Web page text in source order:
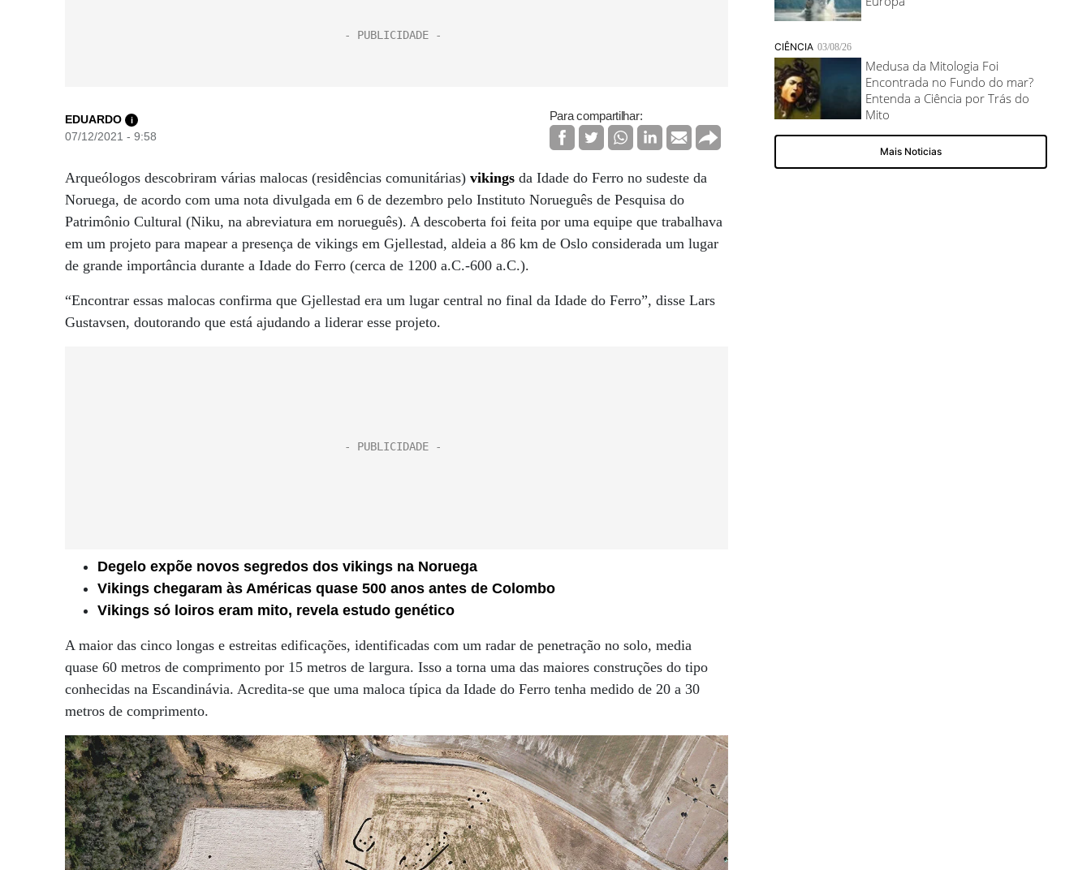
EDUARDO i
07/12/2021 - 9:58
Para compartilhar:
Arqueólogos descobriram várias malocas (residências comunitárias) vikings da Idade do Ferro no sudeste da
Noruega, de acordo com uma nota divulgada em 6 de dezembro pelo Instituto Norueguês de Pesquisa do
Patrimônio Cultural (Niku, na abreviatura em norueguês). A descoberta foi feita por uma equipe que trabalhava
em um projeto para mapear a presença de vikings em Gjellestad, aldeia a 86 km de Oslo considerada um lugar
de grande importância durante a Idade do Ferro (cerca de 1200 a.C.-600 a.C.).
“Encontrar essas malocas confirma que Gjellestad era um lugar central no final da Idade do Ferro”, disse Lars
Gustavsen, doutorando que está ajudando a liderar esse projeto.
Degelo expõe novos segredos dos vikings na Noruega
Vikings chegaram às Américas quase 500 anos antes de Colombo
Vikings só loiros eram mito, revela estudo genético
A maior das cinco longas e estreitas edificações, identificadas com um radar de penetração no solo, media
quase 60 metros de comprimento por 15 metros de largura. Isso a torna uma das maiores construções do tipo
conhecidas na Escandinávia. Acredita-se que uma maloca típica da Idade do Ferro tenha medido de 20 a 30
metros de comprimento.